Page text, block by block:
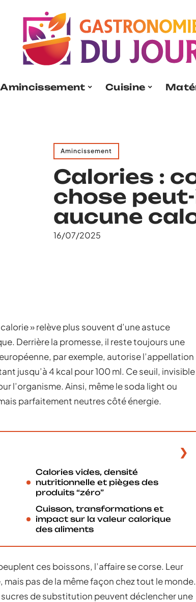
Amincissement Cuisine
Amincissement
Calories :
chose
aucune
16/07/2025
» relève plus souvent d’une astuce
Derrière la promesse, il reste toujours une
par exemple, autorise l’appellation
jusqu’à 4 kcal pour 100 ml. Ce seuil, invisible
l’organisme. Ainsi, même le soda light ou
parfaitement neutres côté énergie.
Calories vides, densité
nutritionnelle et pièges des
produits “zéro”
Cuisson, transformations et
impact sur la valeur calorique
des aliments
ces boissons, l’affaire se corse. Leur
pas de la même façon chez tout le monde.
de substitution peuvent déclencher une